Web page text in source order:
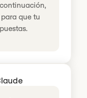
que tu